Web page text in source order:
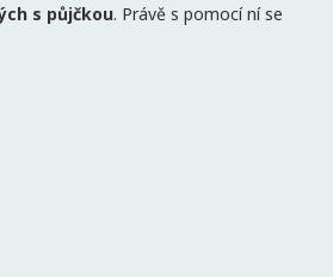
s půjčkou. Právě s pomocí ní se